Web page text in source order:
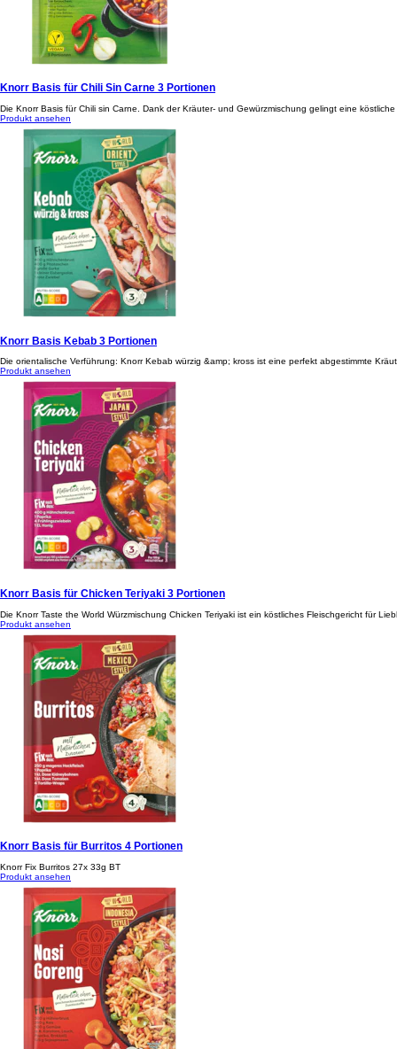
Knorr Basis für Chili Sin Carne 3 Portionen
Die Knorr Basis für Chili sin Carne. Dank der Kräuter- und Gewürzmischung gelingt eine
Produkt ansehen
Knorr Basis Kebab 3 Portionen
Die orientalische Verführung: Knorr Kebab würzig &amp; kross ist eine perfekt abgestimmte
Produkt ansehen
Knorr Basis für Chicken Teriyaki 3 Portionen
Die Knorr Taste the World Würzmischung Chicken Teriyaki ist ein köstliches Fleischgericht für
Produkt ansehen
Knorr Basis für Burritos 4 Portionen
Knorr Fix Burritos 27x 33g BT
Produkt ansehen